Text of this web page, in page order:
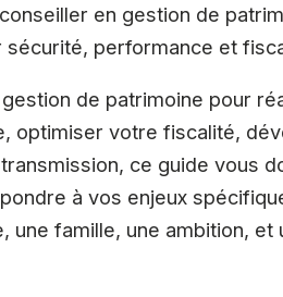
en gestion de
performance et
de patrimoine pour
optimiser votre fiscalité,
ce guide vous
à vos enjeux
une famille, une ambition, et